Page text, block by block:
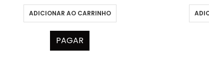
ADICIONAR AO CARRINHO
PAGAR